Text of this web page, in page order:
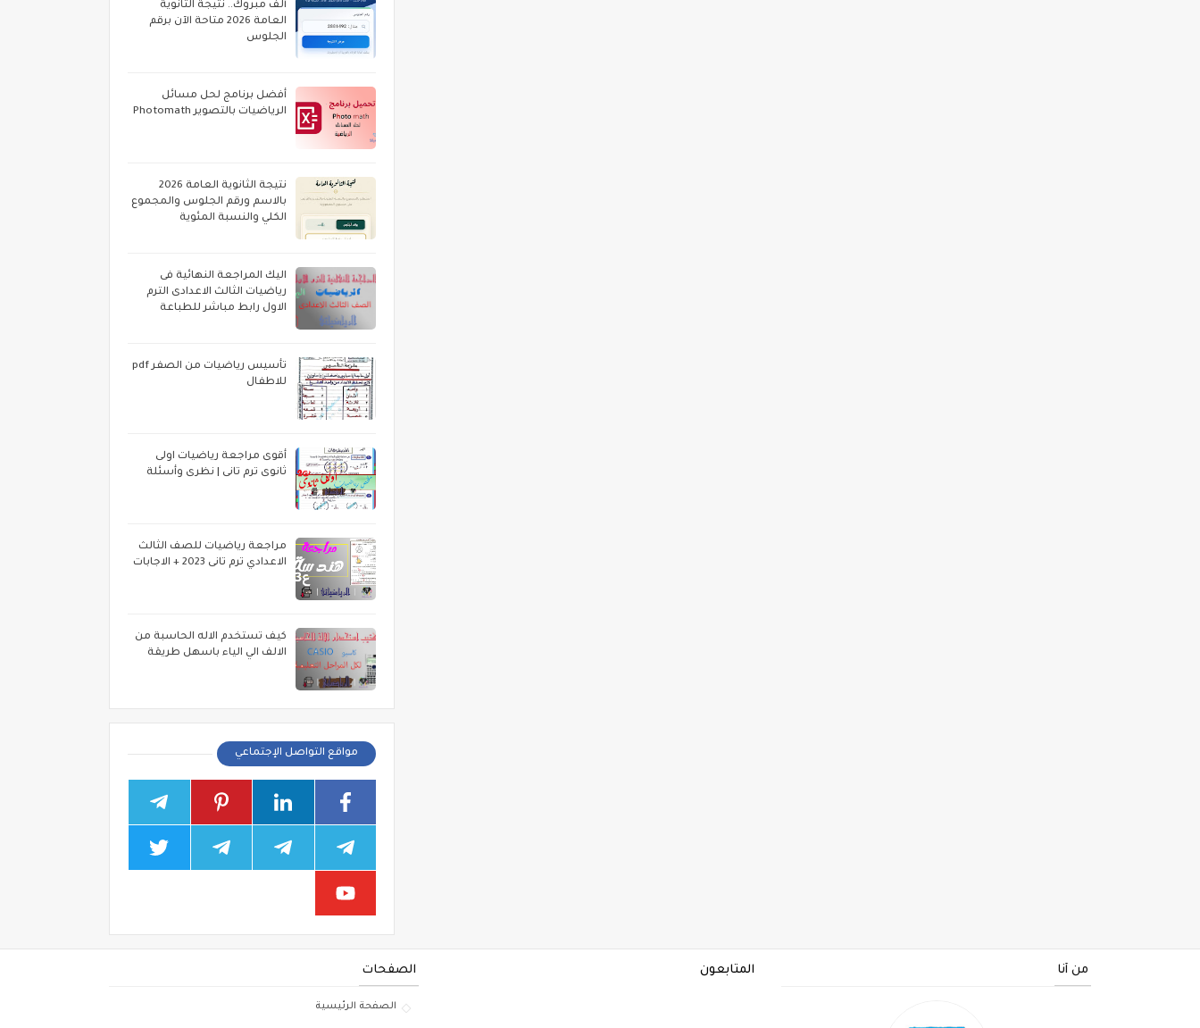
ألف مبروك.. نتيجة الثانوية
العامة 2026 متاحة الآن برقم
الجلوس
أفضل برنامج لحل مسائل
الرياضيات بالتصوير Photomath
نتيجة الثانوية العامة 2026
بالاسم ورقم الجلوس والمجموع
الكلي والنسبة المئوية
اليك المراجعة النهائية فى
رياضيات الثالث الاعدادى الترم
الاول رابط مباشر للطباعة
تأسيس رياضيات من الصفر pdf
للاطفال
أقوى مراجعة رياضيات اولى
ثانوى ترم تانى | نظرى وأسئلة
مراجعة رياضيات للصف الثالث
الاعدادي ترم تانى 2023 + الاجابات
كيف تستخدم الاله الحاسبة من
الالف الي الياء باسهل طريقة
مواقع التواصل الإجتماعي
من أنا المتابعون الصفحات
الصفحة الرئيسية